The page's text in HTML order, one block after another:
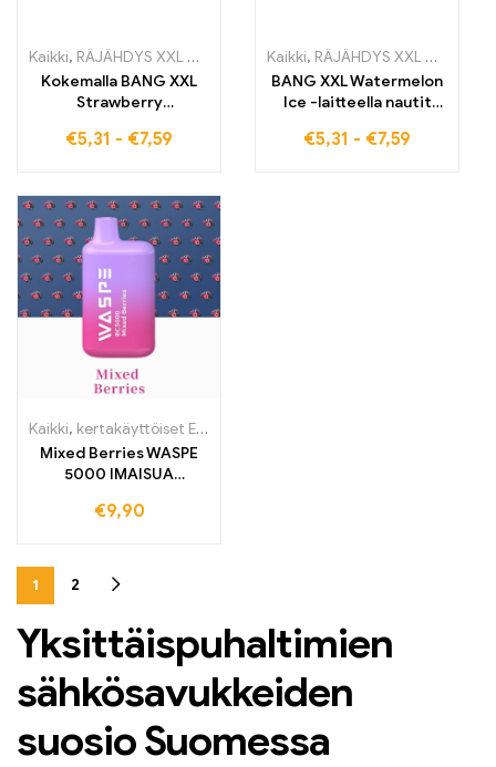
Kaikki, RÄJÄHDYS XXL NT15000 kertakäyttöiset E-savut ,
Kokemalla BANG XXL
Strawberry
voit nauttia jopa 15000
makuelämyksestä. Tämä
korkealaatuinen
elektroninen
kertakäyttöinen savuke
tarjoaa lempeän
keuhkopuhdistuksen ja
on ihanteellinen
Euroopan tullivapaissa
myymälöissä.
€5,31 - €7,59
Kaikki, RÄJÄHDYS XXL NT15000
BANG XXL Watermelon
Ice -laitteella nautit
täydellisestä
€5,31 - €7,59
Kaikki, kertakäyttöiset E-savut
Mixed Berries WASPE
5000 IMAISUA
tullivapaa ja
erilaisia marjoja
€9,90
1 2
Yksittäispuhaltimien
sähkösavukkeiden
suosio Suomessa